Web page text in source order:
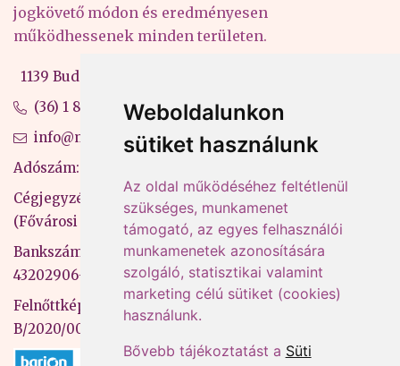
Weboldalunkon
sütiket használunk
Az oldal működéséhez feltétlenül
szükséges, munkamenet
támogató, az egyes felhasználói
munkamenetek azonosítására
szolgáló, statisztikai valamint
marketing célú sütiket (cookies)
használunk.
Bővebb tájékoztatást a Süti
jogkövető módon és eredményesen
működhessenek minden területen.
1139 Budapest, Váci út 99-105. 4. em.
(36) 1 880 76 00
info@mprx.hu
Adószám: 13598145-2-41
Cégjegyzékszám: 01-09-883770
(Fővárosi Bíróság)
Bankszámlaszám: CIB Bank, 10700581-
43202906-51100005
Felnőttképzési nyilvántartási szám:
B/2020/000053